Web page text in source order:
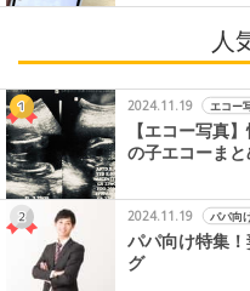
人
2024.11.19 エコー
【エコー写真
の子エコーまと
2024.11.19
パパ向
パパ向け特集
グ